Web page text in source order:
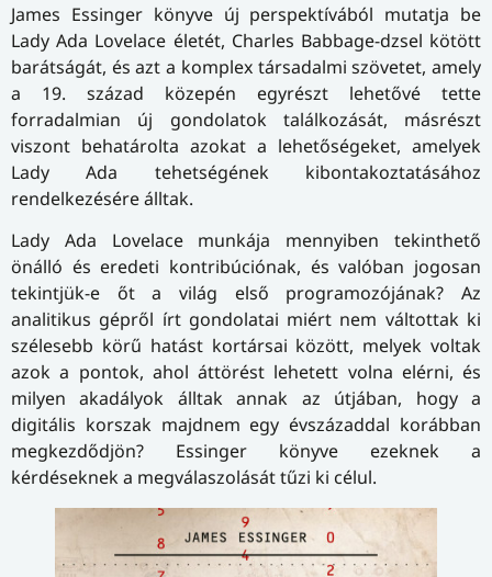
James Essinger könyve új perspektívából mutatja be
Lady Ada Lovelace életét, Charles Babbage-dzsel kötött
ba­rát­sá­gát, és azt a komplex társadalmi szövetet, amely
a 19. század közepén egyrészt lehetővé tette
forradalmian új gondolatok találkozását, másrészt
viszont behatárolta azokat a lehetőségeket, amelyek
Lady Ada tehetségének ki­bon­ta­koztatásához
rendelkezésére álltak.
Lady Ada Lovelace munkája mennyiben tekinthető
önálló és eredeti kontribúciónak, és valóban jogosan
tekintjük-e őt a világ első programozójának? Az
analitikus gépről írt gondolatai miért nem váltottak ki
szélesebb körű hatást kortársai között, melyek voltak
azok a pontok, ahol áttörést lehetett volna elérni, és
milyen akadályok álltak annak az útjában, hogy a
digitális korszak majdnem egy évszázaddal korábban
megkezdődjön? Essinger könyve ezeknek a
kérdéseknek a megválaszolását tűzi ki célul.